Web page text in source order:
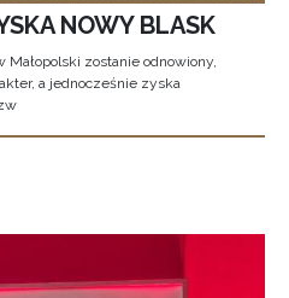
NOWY BLASK
zostanie odnowiony,
a jednocześnie zyska